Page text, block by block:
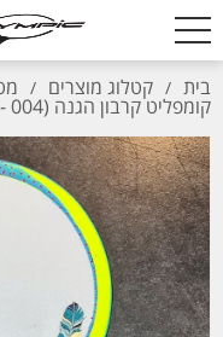
בית / קטלוג מוצרים /
קומפליט קרבון הגנה (D - 004)